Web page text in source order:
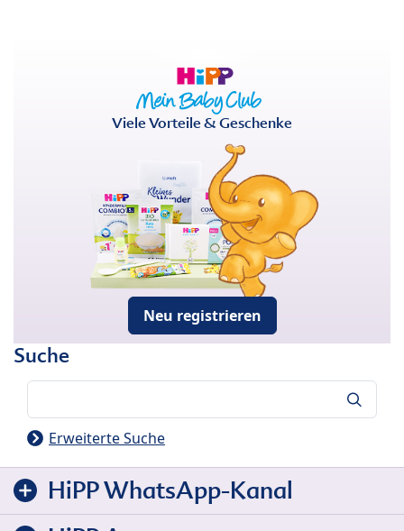
Viele Vorteile & Geschenke
Neu registrieren
Suche
Erweiterte Suche
HiPP WhatsApp-Kanal